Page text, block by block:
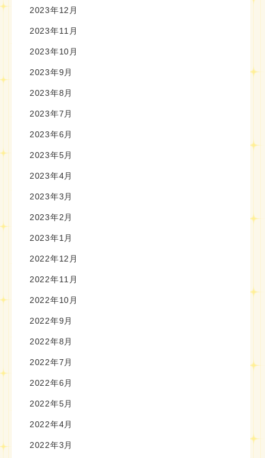
2023年12月
2023年11月
2023年10月
2023年9月
2023年8月
2023年7月
2023年6月
2023年5月
2023年4月
2023年3月
2023年2月
2023年1月
2022年12月
2022年11月
2022年10月
2022年9月
2022年8月
2022年7月
2022年6月
2022年5月
2022年4月
2022年3月